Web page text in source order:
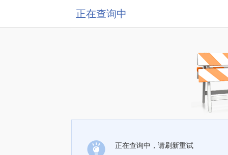
正在查询中
正在查询中，请刷新重试